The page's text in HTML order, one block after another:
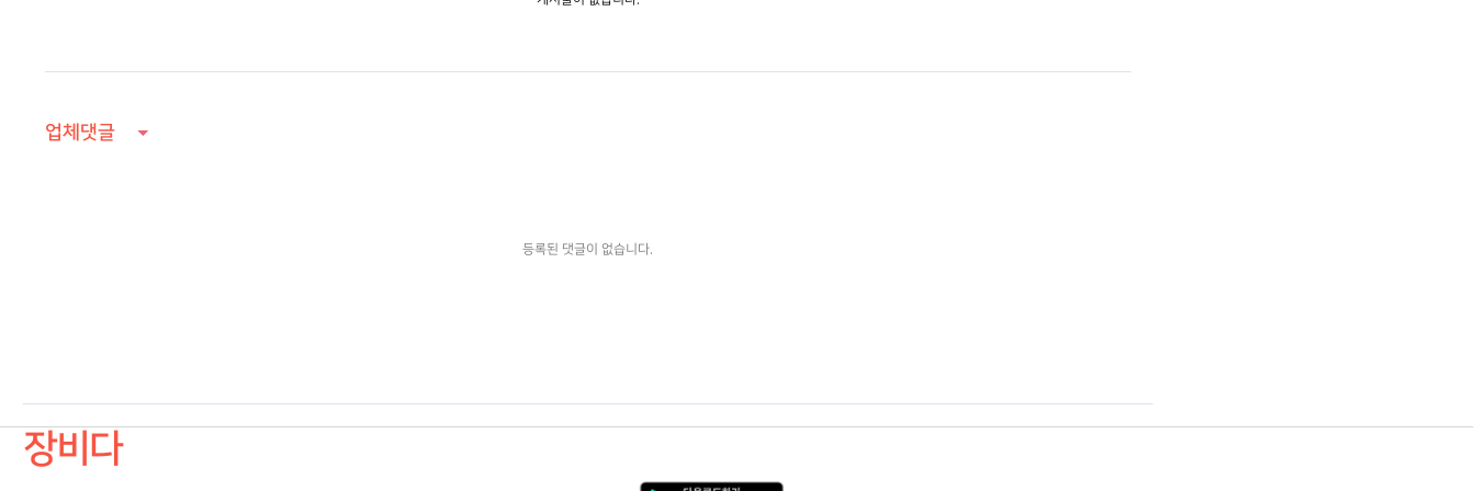
업체댓글
등록된 댓글이 없습니다.
장비다